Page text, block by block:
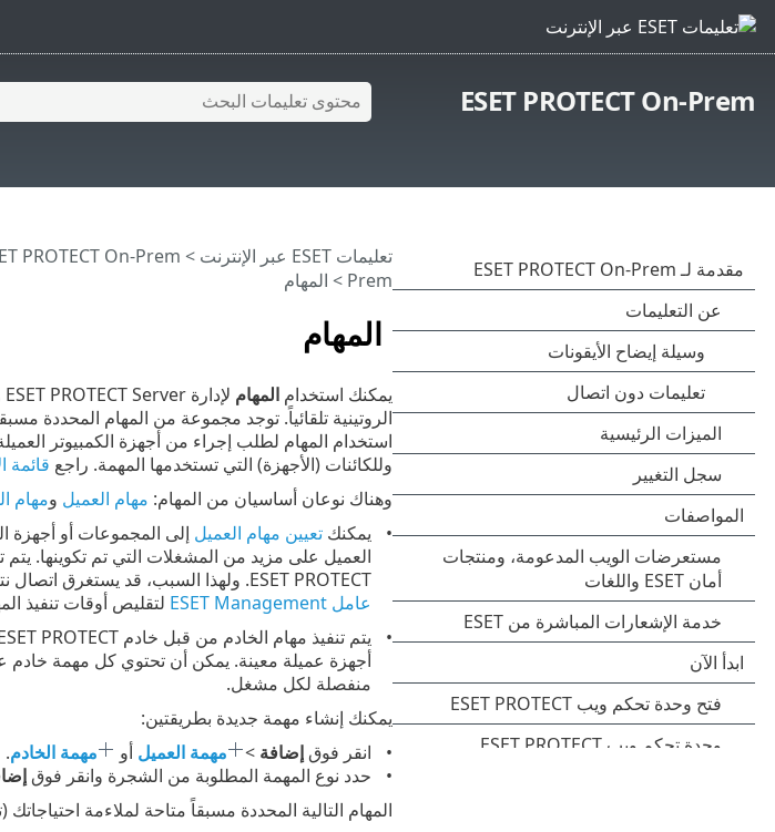
ESET PROTECT On-Prem
المهام
تعليمات ESET عبر الإنترنت >
PROTECT On-Prem
Prem > المهام
يمكنك استخدام المهام
الروتينية تلقائياً. توجد مجموعة من المهام المحددة
استخدام المهام لطلب إجراء من أجهزة الكمبيوتر
وللكائنات (الأجهزة) التي تستخدمها المهمة. راجع قائمة
وهناك نوعان أساسيان من المهام: مهام العميل ومهام
يمكنك تعيين مهام العميل إلى المجموعات أو أجهزة
ESET PROTECT. ولهذا السبب، قد يستغرق اتصال نتائج تنفيذ المهمة بخادم ESET PROTECT بعض الوقت. يُمكنك
عامل ESET Management
لتقليص أوقات تنفيذ
أجهزة عميلة معينة. يمكن أن تحتوي كل مهمة خادم
منفصلة لكل مشغل.
يمكنك إنشاء مهمة جديدة بطريقتين:
انقر فوقإضافة > مهمة العميل أو مهمة الخادم.
حدد نوع المهمة المطلوبة من الشجرة وانقر فوق
المهام التالية المحددة مسبقاً متاحة لملاءمة